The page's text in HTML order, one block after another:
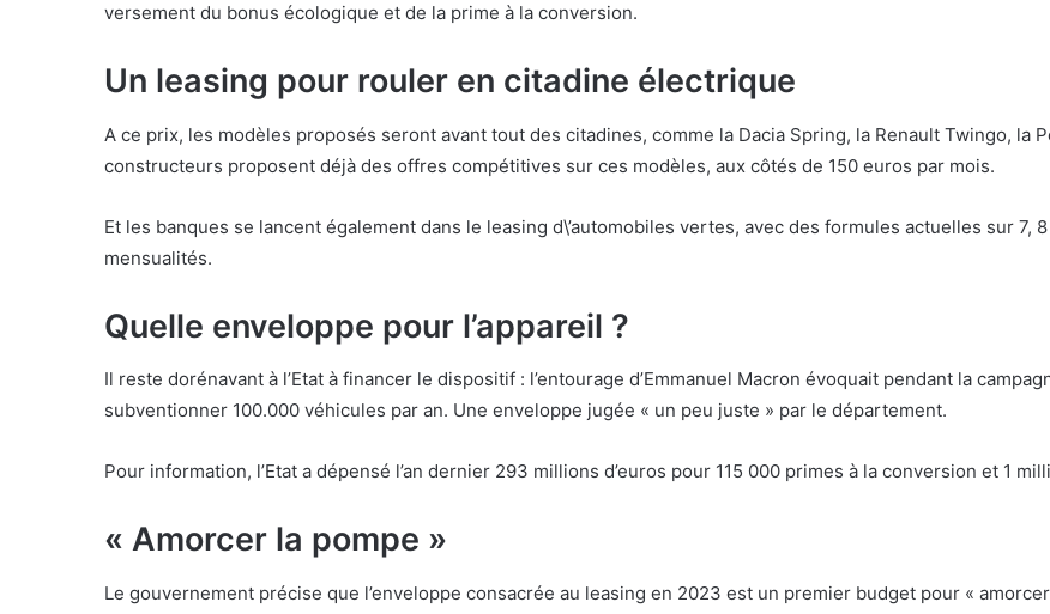
versement du bonus écologique et de la prime à la conversion.
Un leasing pour rouler en citadine électrique
A ce prix, les modèles proposés seront avant tout des citadines, comme la Dacia Spring, la Renault Twingo, la
constructeurs proposent déjà des offres compétitives sur ces modèles, aux côtés de 150 euros par mois.
Et les banques se lancent également dans le leasing d\’automobiles vertes, avec des formules actuelles sur 7,
mensualités.
Quelle enveloppe pour l’appareil ?
Il reste dorénavant à l’Etat à financer le dispositif : l’entourage d’Emmanuel Macron évoquait pendant la
subventionner 100.000 véhicules par an. Une enveloppe jugée « un peu juste » par le département.
Pour information, l’Etat a dépensé l’an dernier 293 millions d’euros pour 115 000 primes à la conversion et 1
« Amorcer la pompe »
Le gouvernement précise que l’enveloppe consacrée au leasing en 2023 est un premier budget pour «